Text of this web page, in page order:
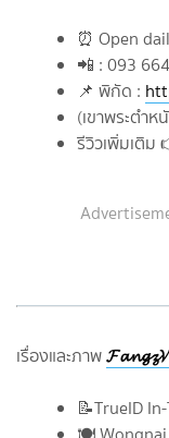
⏰ Open
📲 : 093
📌 พิกัด :
(เขาพระตำ
รีวิวเพิ่มเติ
เรื่องและภาพ
📝TrueID